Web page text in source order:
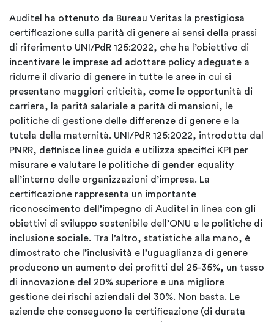
Auditel ha ottenuto da Bureau Veritas la prestigiosa
certificazione sulla parità di genere ai sensi della prassi
di riferimento UNI/PdR 125:2022, che ha l’obiettivo di
incentivare le imprese ad adottare policy adeguate a
ridurre il divario di genere in tutte le aree in cui si
presentano maggiori criticità, come le opportunità di
carriera, la parità salariale a parità di mansioni, le
politiche di gestione delle differenze di genere e la
tutela della maternità. UNI/PdR 125:2022, introdotta dal
PNRR, definisce linee guida e utilizza specifici KPI per
misurare e valutare le politiche di gender equality
all’interno delle organizzazioni d’impresa. La
certificazione rappresenta un importante
riconoscimento dell’impegno di Auditel in linea con gli
obiettivi di sviluppo sostenibile dell’ONU e le politiche di
inclusione sociale. Tra l’altro, statistiche alla mano, è
dimostrato che l’inclusività e l’uguaglianza di genere
producono un aumento dei profitti del 25-35%, un tasso
di innovazione del 20% superiore e una migliore
gestione dei rischi aziendali del 30%. Non basta. Le
aziende che conseguono la certificazione (di durata